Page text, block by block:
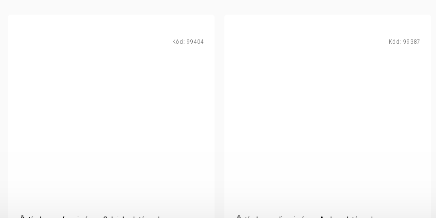
Kód: 99404 Kód: 99387